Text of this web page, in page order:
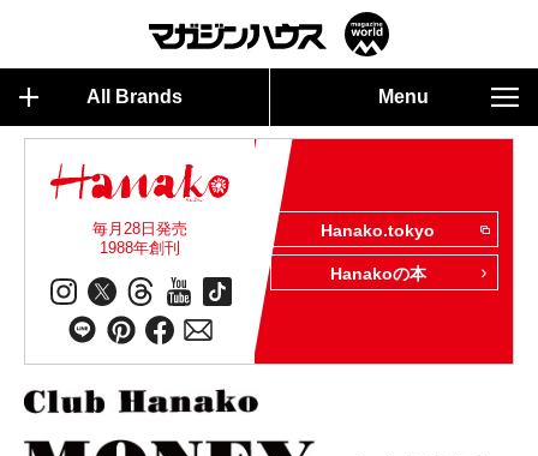
All Brands Menu
毎月28日発売
1988年創刊
Hanako.tokyo
Hanakoの本